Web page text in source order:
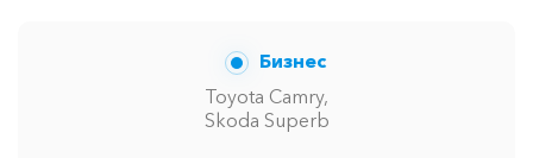
Бизнес
Toyota Camry,
Skoda Superb